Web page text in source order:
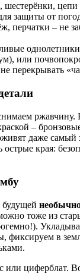
шестерёнки, цепи
защиты от
перчатки – не
или
перекрывать
ржавчину.
–
даже
края:
тоже из
фиксируем в
или циферблат.